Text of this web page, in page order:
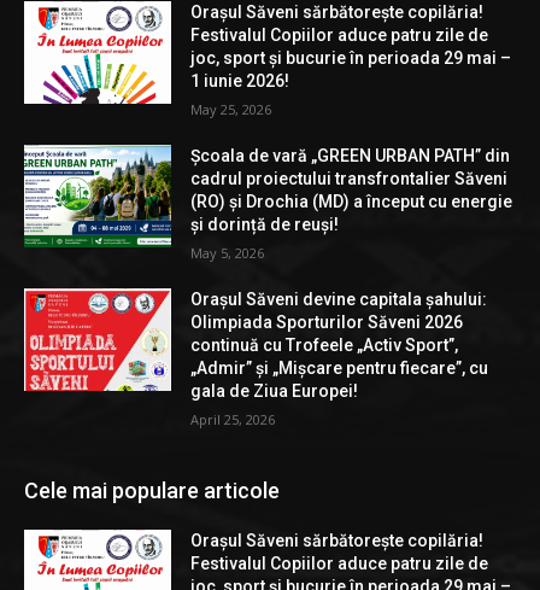
Orașul Săveni sărbătorește copilăria!
Festivalul Copiilor aduce patru zile de
joc, sport și bucurie în perioada 29 mai –
1 iunie 2026!
May 25, 2026
Școala de vară „GREEN URBAN PATH” din
cadrul proiectului transfrontalier Săveni
(RO) și Drochia (MD) a început cu energie
și dorință de reuși!
May 5, 2026
Orașul Săveni devine capitala șahului:
Olimpiada Sporturilor Săveni 2026
continuă cu Trofeele „Activ Sport”,
„Admir” și „Mișcare pentru fiecare”, cu
gala de Ziua Europei!
April 25, 2026
Cele mai populare articole
Orașul Săveni sărbătorește copilăria!
Festivalul Copiilor aduce patru zile de